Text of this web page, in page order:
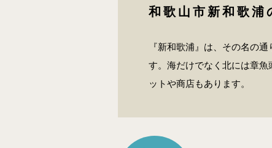
和歌山市新和歌浦
『新和歌浦』は、その名の
す。海だけでなく北には章
ットや商店もあります。